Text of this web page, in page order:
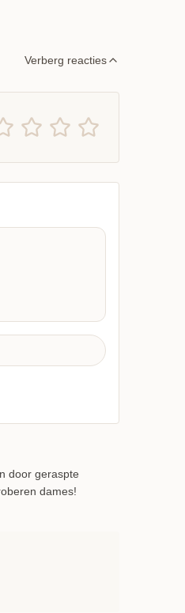
Verberg reacties
door geraspte
dames!